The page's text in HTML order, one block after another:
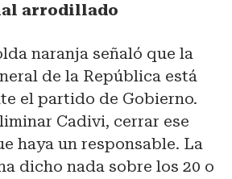
arrodillado
naranja señaló que la
de la República está
el partido de Gobierno.
Cadivi, cerrar ese
haya un responsable. La
dicho nada sobre los 20 o